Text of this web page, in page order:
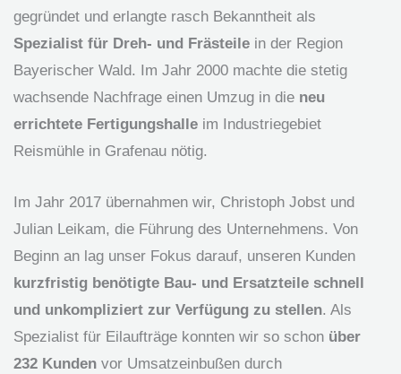
gegründet und erlangte rasch Bekanntheit als
Spezialist für Dreh- und Frästeile in der Region
Bayerischer Wald. Im Jahr 2000 machte die stetig
wachsende Nachfrage einen Umzug in die neu
errichtete Fertigungshalle im Industriegebiet
Reismühle in Grafenau nötig.
Im Jahr 2017 übernahmen wir, Christoph Jobst und
Julian Leikam, die Führung des Unternehmens. Von
Beginn an lag unser Fokus darauf, unseren Kunden
kurzfristig benötigte Bau- und Ersatzteile schnell
und unkompliziert zur Verfügung zu stellen. Als
Spezialist für Eilaufträge konnten wir so schon über
232 Kunden vor Umsatzeinbußen durch